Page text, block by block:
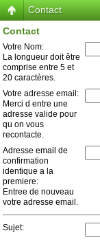
Contact
Contact
Votre Nom:
La longueur doit être
comprise entre 5 et
20 caractères.
Votre adresse email:
Merci d entre une
adresse valide pour
qu on vous
recontacte.
Adresse email de
confirmation
identique a la
premiere:
Entree de nouveau
votre adresse email.
Sujet: